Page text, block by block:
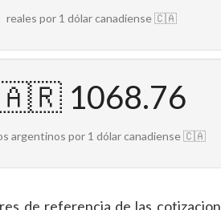
reales por 1 dólar canadiense 🇨🇦
1068.76
argentinos por 1 dólar canadiense 🇨🇦
de referencia de las